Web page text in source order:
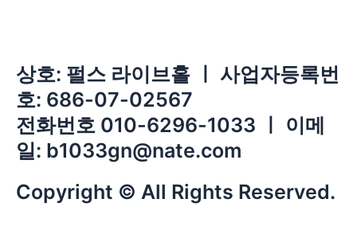
상호: 펄스 라이브홀 ㅣ 사업자등록번
호: 686-07-02567
전화번호 010-6296-1033 ㅣ 이메
일: b1033gn@nate.com
Copyright © All Rights Reserved.